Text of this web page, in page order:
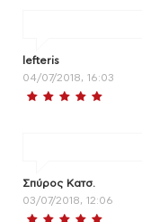
lefteris
04/07/2018, 16:03
Σπύρος Κατσ.
03/07/2018, 12:06